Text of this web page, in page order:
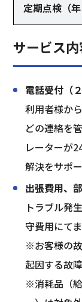
定期点検（年
サービス
電話受付（
利用者様か
どの連絡を
レーターが
解決をサポ
出張費用、
トラブル発
守費用にて
※お客様の
起因する故
※消耗品（